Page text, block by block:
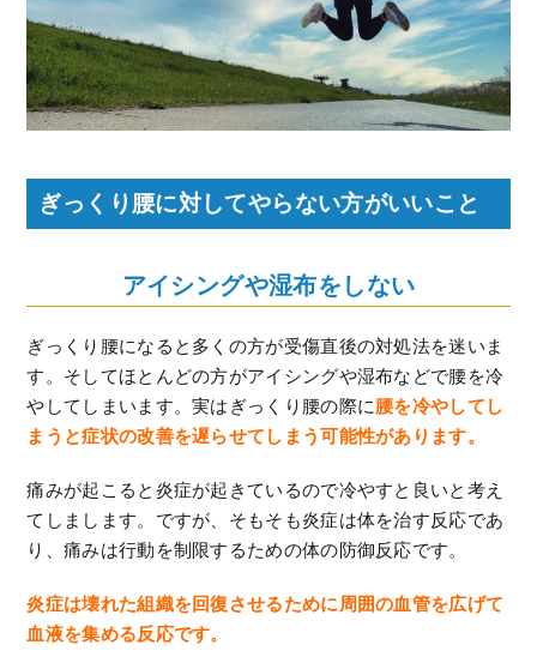
ぎっくり腰に対してやらない方がいいこと
アイシングや湿布をしない
ぎっくり腰になると多くの方が受傷直後の対処法を迷いま
す。そしてほとんどの方がアイシングや湿布などで腰を冷
やしてしまいます。実はぎっくり腰の際に腰を冷やしてし
まうと症状の改善を遅らせてしまう可能性があります。
痛みが起こると炎症が起きているので冷やすと良いと考え
てしまします。ですが、そもそも炎症は体を治す反応であ
り、痛みは行動を制限するための体の防御反応です。
炎症は壊れた組織を回復させるために周囲の血管を広げて
血液を集める反応です。